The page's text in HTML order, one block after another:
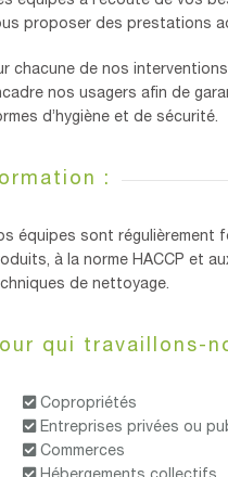
proposer des prestations
chacune de nos
nos usagers afin de
d’hygiène et de sécurité.
:
équipes sont régulièrement
à la norme HACCP et
de nettoyage.
qui travaillons-
Copropriétés
Entreprises privées ou
Commerces